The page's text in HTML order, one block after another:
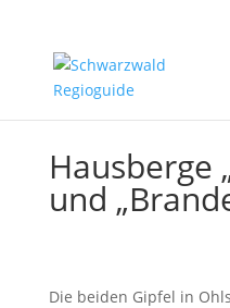
Hausberge
und
Die beiden Gipfel in